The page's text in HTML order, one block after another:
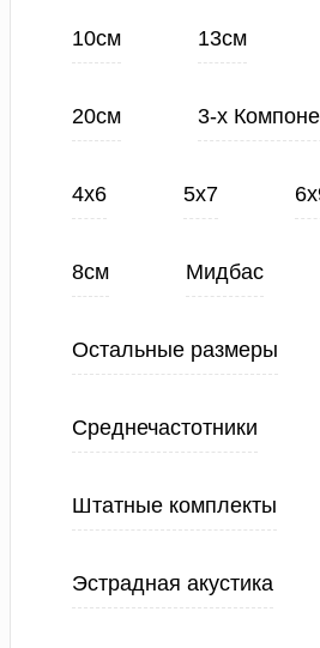
10см 13см
20см 3-х
4х6 5х7
8см Мидбас
Остальные размеры
Среднечастотники
Штатные комплекты
Эстрадная акустика